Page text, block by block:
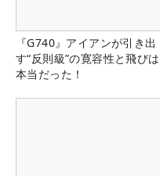
『G740』アイアンが引き出
す“反則級”の寛容性と飛びは
本当だった！